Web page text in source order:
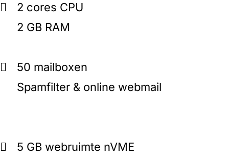
2 cores CPU
2 GB RAM
50 mailboxen
Spamfilter & online webmail
5 GB webruimte nVME